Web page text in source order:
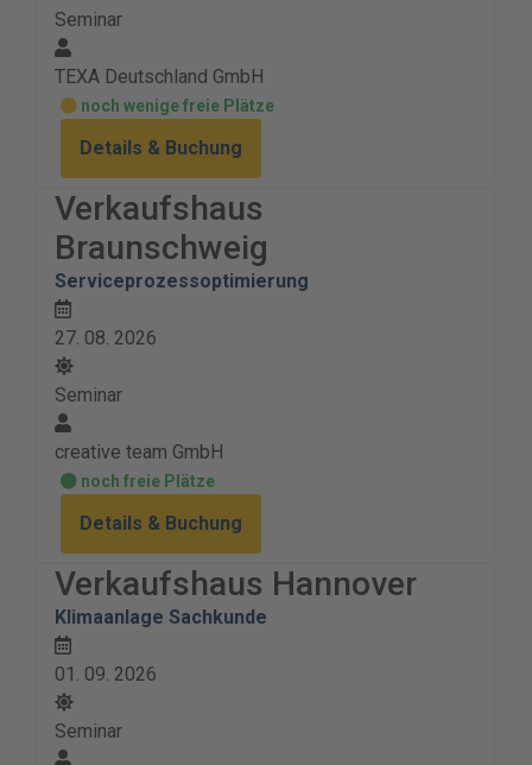
Seminar
TEXA Deutschland GmbH
noch wenige freie Plätze
Details & Buchung
Verkaufshaus
Braunschweig
Serviceprozessoptimierung
27. 08. 2026
Seminar
creative team GmbH
noch freie Plätze
Details & Buchung
Verkaufshaus Hannover
Klimaanlage Sachkunde
01. 09. 2026
Seminar